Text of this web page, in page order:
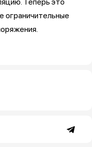
ограничительные